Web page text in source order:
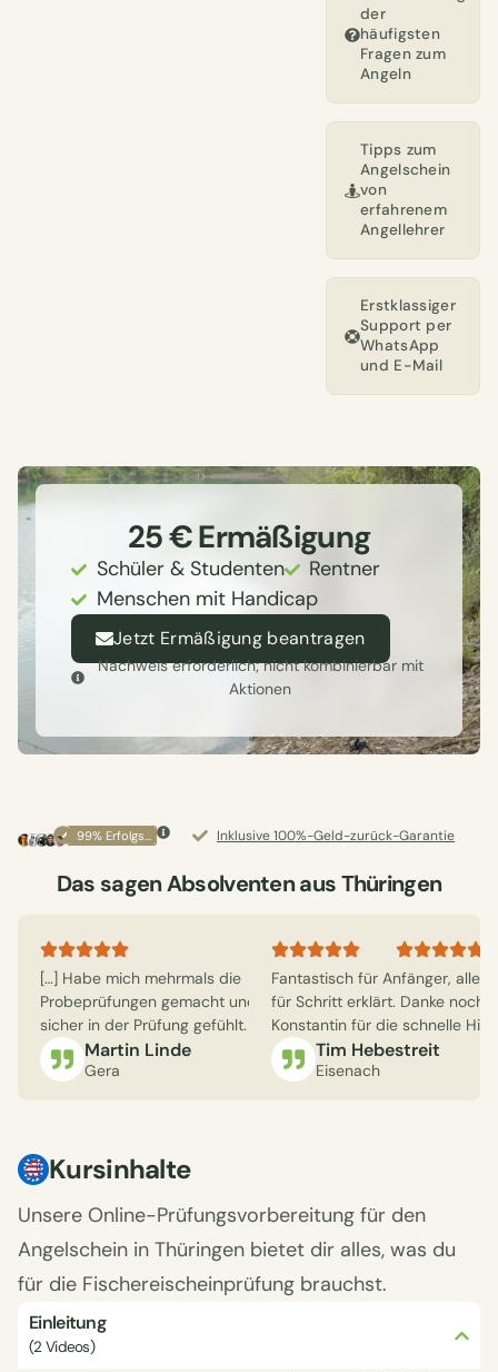
der
häufigsten
Fragen zum
Angeln
Tipps zum
Angelschein
von
erfahrenem
Angellehrer
Erstklassiger
Support per
WhatsApp
und E-Mail
25 € Ermäßigung
Schüler & Studenten
Rentner
Menschen mit Handicap
Jetzt Ermäßigung beantragen
Nachweis erforderlich; nicht kombinierbar mit
Aktionen
99% Erfolgsquote Inklusive 100%-Geld-zurück-Garantie
Das sagen Absolventen aus Thüringen
[…] Habe mich mehrmals die
Probeprüfungen gemacht und dadurch
sicher in der Prüfung gefühlt.
Martin Linde
Gera
Klasse Kurs,
gut
Weiter so!
Fantastisch für Anfänger, alles
für Schritt erklärt. Danke
Konstantin für die schnelle
Tim Hebestreit
Eisenach
Kursinhalte
Unsere Online-Prüfungsvorbereitung für den
Angelschein in Thüringen bietet dir alles, was du
für die Fischereischeinprüfung brauchst.
Einleitung
(2 Videos)